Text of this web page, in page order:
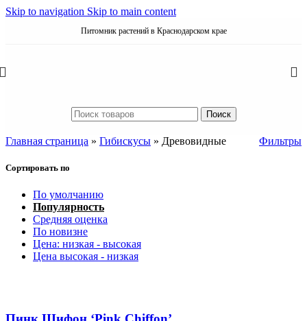
Skip to navigation Skip to main content
Питомник растений в Краснодарском крае
Поиск
Главная страница » Гибискусы » Древовидные Фильтры
Сортировать по
По умолчанию
Популярность
Средняя оценка
По новизне
Цена: низкая - высокая
Цена высокая - низкая